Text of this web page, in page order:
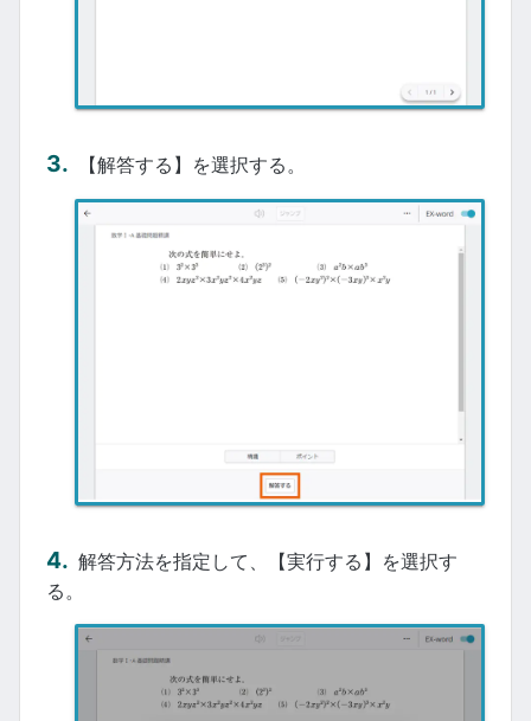
【解答する】を選択する。
解答方法を指定して、【実行する】を選択す
る。